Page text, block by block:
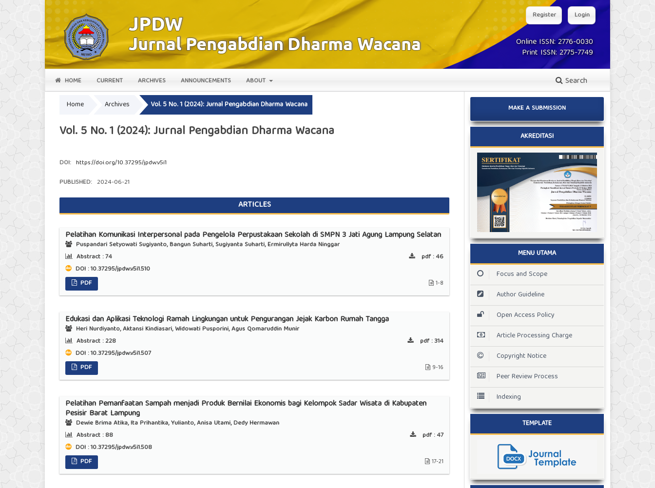
Online ISSN: 2776-0030
Print ISSN: 2775-7749
HOME CURRENT ARCHIVES ANNOUNCEMENTS ABOUT Search
Register Login
Home Archives Vol. 5 No. 1 (2024): Jurnal Pengabdian Dharma Wacana
Vol. 5 No. 1 (2024): Jurnal Pengabdian Dharma Wacana
DOI: https://doi.org/10.37295/jpdw.v5i1
PUBLISHED: 2024-06-21
ARTICLES
Pelatihan Komunikasi Interpersonal pada Pengelola Perpustakaan Sekolah di SMPN 3 Jati Agung Lampung Selatan
Puspandari Setyowati Sugiyanto, Bangun Suharti, Sugiyanta Suharti, Ermirullyta Harda Ninggar
Abstract :74 pdf :46
DOI : 10.37295/jpdw.v5i1.510
PDF
1-8
Edukasi dan Aplikasi Teknologi Ramah Lingkungan untuk Pengurangan Jejak Karbon Rumah Tangga
Heri Nurdiyanto, Aktansi Kindiasari, Widowati Pusporini, Agus Qomaruddin Munir
Abstract :228 pdf :314
DOI : 10.37295/jpdw.v5i1.507
PDF
9-16
Pelatihan Pemanfaatan Sampah menjadi Produk Bernilai Ekonomis bagi Kelompok Sadar Wisata di Kabupaten
Pesisir Barat Lampung
Dewie Brima Atika, Ita Prihantika, Yulianto, Anisa Utami, Dedy Hermawan
Abstract :88 pdf :47
DOI : 10.37295/jpdw.v5i1.508
PDF
17-21
MAKE A SUBMISSION
AKREDITASI
MENU UTAMA
Focus and Scope
Author Guideline
Open Access Policy
Article Processing Charge
Copyright Notice
Peer Review Process
Indexing
TEMPLATE